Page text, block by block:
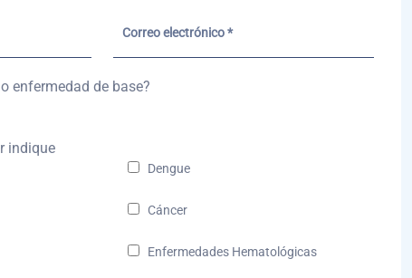
enfermedad de base?
indique
Dengue
Cáncer
Enfermedades Hematológicas